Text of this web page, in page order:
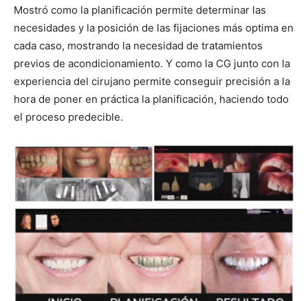
Mostró como la planificación permite determinar las
necesidades y la posición de las fijaciones más optima en
cada caso, mostrando la necesidad de tratamientos
previos de acondicionamiento. Y como la CG junto con la
experiencia del cirujano permite conseguir precisión a la
hora de poner en práctica la planificación, haciendo todo
el proceso predecible.